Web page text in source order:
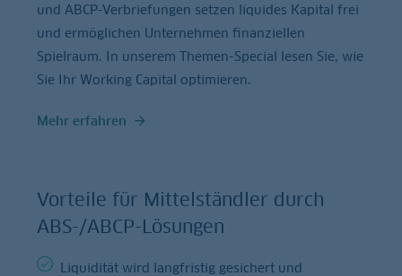
und ABCP-Verbriefungen setzen liquides Kapital frei
und ermöglichen Unternehmen finanziellen
Spielraum. In unserem Themen-Special lesen Sie, wie
Sie Ihr Working Capital optimieren.
Mehr erfahren
Vorteile für Mittelständler durch
ABS-/ABCP-Lösungen
Liquidität wird langfristig gesichert und